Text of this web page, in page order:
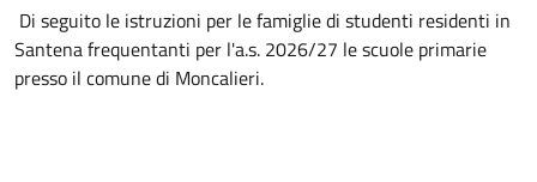
Di seguito le istruzioni per le famiglie di studenti residenti in
Santena frequentanti per l'a.s. 2026/27 le scuole primarie
presso il comune di Moncalieri.